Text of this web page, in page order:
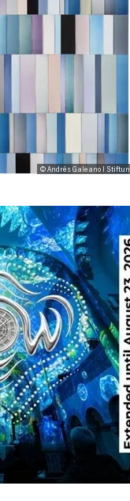
© Andrés Galeano I